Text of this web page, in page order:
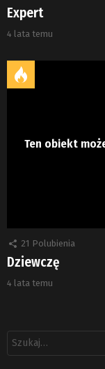
Expert
4 lata temu
Ten obiekt
21 Polubienia
Dziewczę
4 lata temu